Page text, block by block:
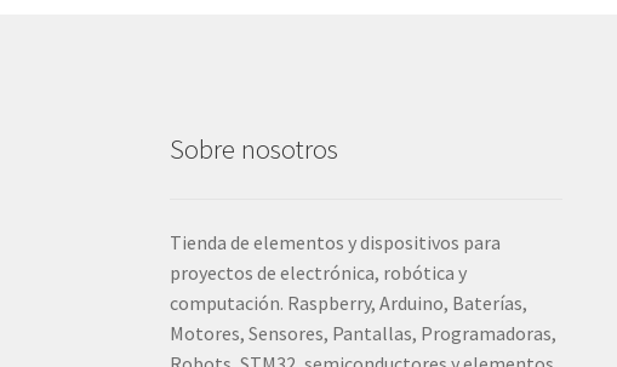
Sobre nosotros
Tienda de elementos y dispositivos para
proyectos de electrónica, robótica y
computación. Raspberry, Arduino, Baterías,
Motores, Sensores, Pantallas, Programadoras,